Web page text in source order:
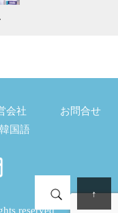
会社
お問合せ
韓国語
reserved
↑